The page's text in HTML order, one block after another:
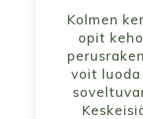
Kolmen
opit
voit luoda